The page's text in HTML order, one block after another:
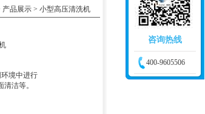
产品展示 > 小型高压清洗机
境中进行
洁等。
咨询热线
400-9605506